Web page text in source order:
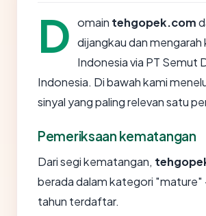
D omain tehgopek.com
dijangkau dan mengarah
Indonesia via PT Semut
Indonesia. Di bawah kami
sinyal yang paling relevan satu
Pemeriksaan kematangan
Dari segi kematangan,
berada dalam kategori "mature"
tahun terdaftar.